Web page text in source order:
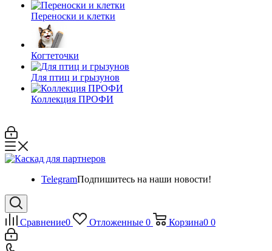
Переноски и клетки
Когтеточки
Для птиц и грызунов
Коллекция ПРОФИ
TelegramПодпишитесь на наши новости!
Сравнение0 Отложенные 0 Корзина0 0